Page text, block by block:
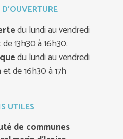
du lundi au vendredi
13h30 à 16h30.
du lundi au vendredi
de 16h30 à 17h
UTILES
de communes